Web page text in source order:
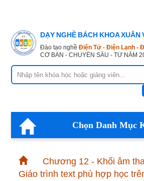
DẠY NGHỀ BÁCH KHOA
Đào tạo nghề Điện Tử - Điện Lạnh -
CƠ BẢN - CHUYÊN SÂU - TỪ NĂM
Chọn Danh Mục
Chương 12 - Khối âm
Giáo trình text phù hợp học